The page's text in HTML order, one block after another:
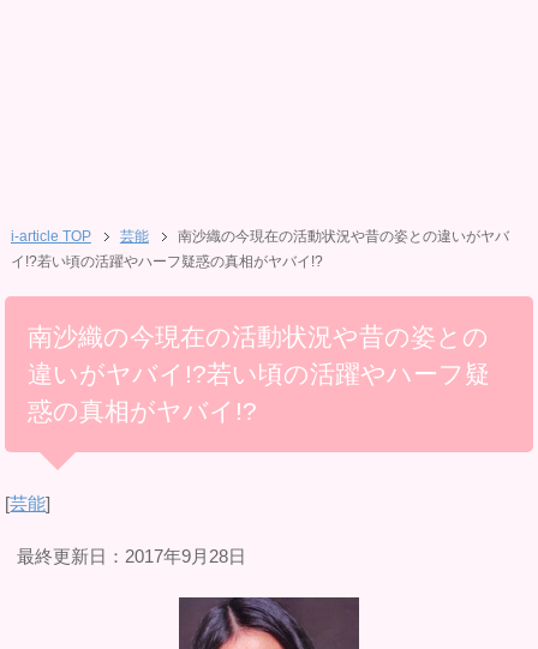
i-article TOP 芸能
南沙織の今現在の活動状況や昔の姿との違いがヤバ
イ!?若い頃の活躍やハーフ疑惑の真相がヤバイ!?
南沙織の今現在の活動状況や昔の姿との
違いがヤバイ!?若い頃の活躍やハーフ疑
惑の真相がヤバイ!?
[芸能]
最終更新日：2017年9月28日